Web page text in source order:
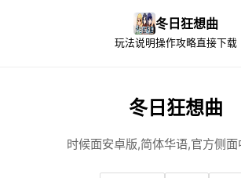
冬日狂想曲
玩法说明操作攻略直接下载
冬日狂想曲
时候面安卓版,简体华语,官方侧面